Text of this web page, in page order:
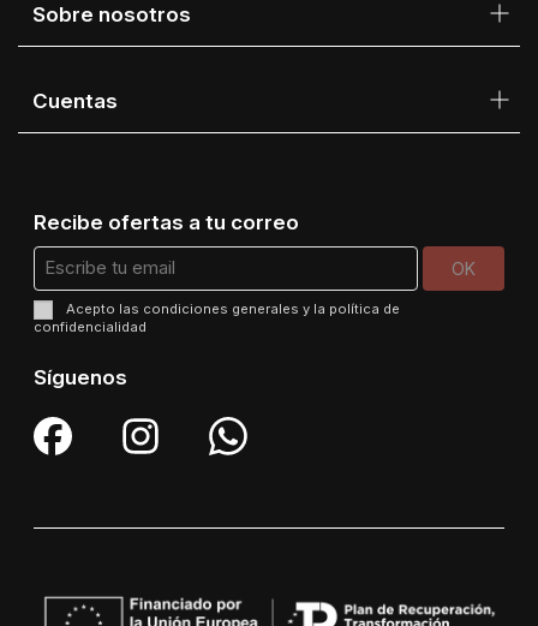
Sobre nosotros
Cuentas
Recibe ofertas a tu correo
Acepto las condiciones generales y la política de
confidencialidad
Síguenos